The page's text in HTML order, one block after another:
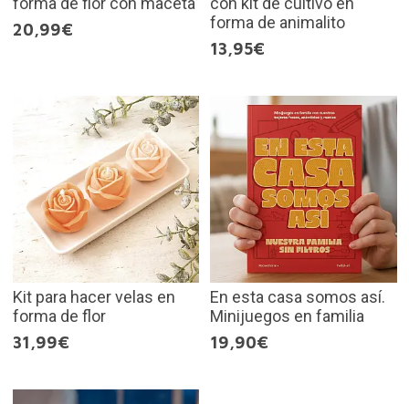
20,99€
forma de animalito
13,95€
Kit para hacer velas en
forma de flor
31,99€
En esta casa somos así.
Minijuegos en familia
19,90€